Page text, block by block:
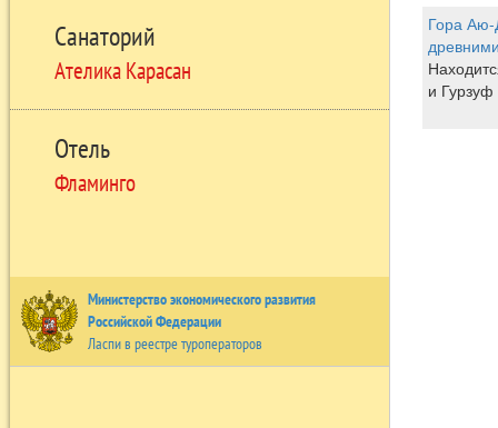
Санаторий
Ателика Карасан
Отель
Фламинго
Министерство экономического развития
Российской Федерации
Ласпи в реестре туроператоров
Гора Аю-
и Гурзуф